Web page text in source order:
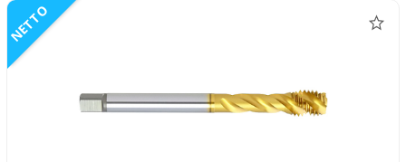
NETTO